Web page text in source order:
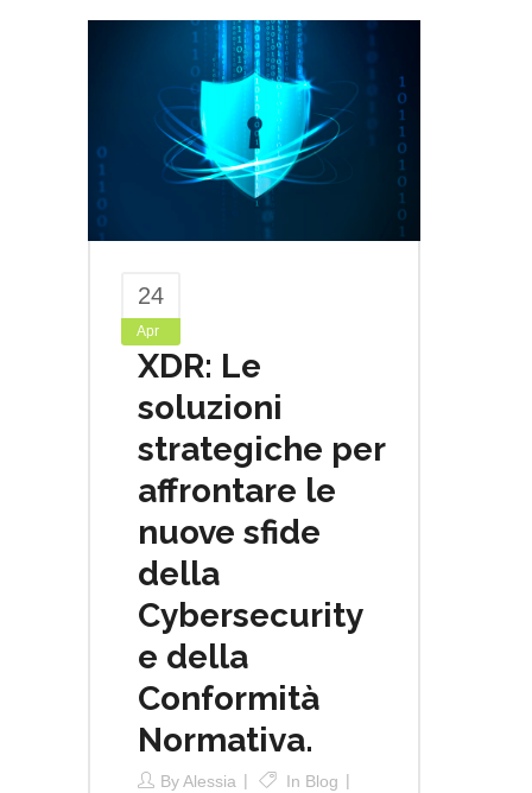
24
Apr
XDR: Le
soluzioni
strategiche per
affrontare le
nuove sfide
della
Cybersecurity
e della
Conformità
Normativa.
ByAlessia In Blog